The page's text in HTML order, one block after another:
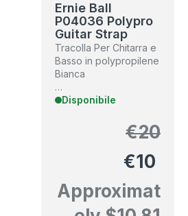
Ernie Ball
P04036 Polypro
Guitar Strap
Tracolla Per Chitarra e
Basso in polypropilene
Bianca
…
Disponibile
€20
€10
Approximat